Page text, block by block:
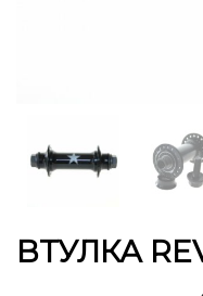
ВТУЛКА